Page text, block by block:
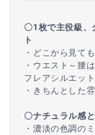
〇1枚で主役級、
ト
・どこから見て
・ウエスト～腰
フレアシルエット
・きちんとした
〇ナチュラル感
・濃淡の色調の